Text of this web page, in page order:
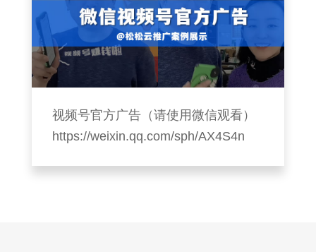
视频号官方广告（请使用微信观看）
https://weixin.qq.com/sph/AX4S4n